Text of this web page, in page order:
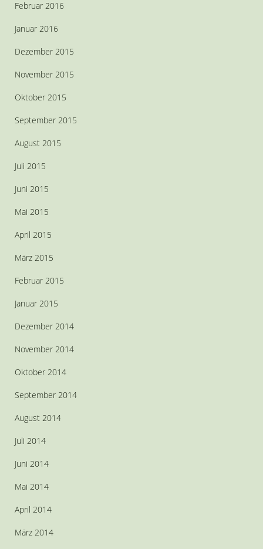
Februar 2016
Januar 2016
Dezember 2015
November 2015
Oktober 2015
September 2015
August 2015
Juli 2015
Juni 2015
Mai 2015
April 2015
März 2015
Februar 2015
Januar 2015
Dezember 2014
November 2014
Oktober 2014
September 2014
August 2014
Juli 2014
Juni 2014
Mai 2014
April 2014
März 2014